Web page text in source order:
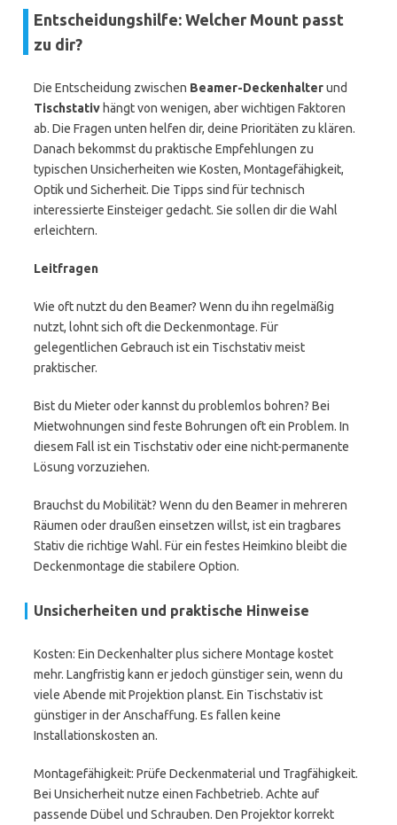
Entscheidungshilfe: Welcher Mount passt
zu dir?
Die Entscheidung zwischen Beamer-Deckenhalterund
Tischstativ hängt von wenigen, aber wichtigen Faktoren
ab. Die Fragen unten helfen dir, deine Prioritäten zu klären.
Danach bekommst du praktische Empfehlungen zu
typischen Unsicherheiten wie Kosten, Montagefähigkeit,
Optik und Sicherheit. Die Tipps sind für technisch
interessierte Einsteiger gedacht. Sie sollen dir die Wahl
erleichtern.
Leitfragen
Wie oft nutzt du den Beamer? Wenn du ihn regelmäßig
nutzt, lohnt sich oft die Deckenmontage. Für
gelegentlichen Gebrauch ist ein Tischstativ meist
praktischer.
Bist du Mieter oder kannst du problemlos bohren? Bei
Mietwohnungen sind feste Bohrungen oft ein Problem. In
diesem Fall ist ein Tischstativ oder eine nicht-permanente
Lösung vorzuziehen.
Brauchst du Mobilität? Wenn du den Beamer in mehreren
Räumen oder draußen einsetzen willst, ist ein tragbares
Stativ die richtige Wahl. Für ein festes Heimkino bleibt die
Deckenmontage die stabilere Option.
Unsicherheiten und praktische Hinweise
Kosten: Ein Deckenhalter plus sichere Montage kostet
mehr. Langfristig kann er jedoch günstiger sein, wenn du
viele Abende mit Projektion planst. Ein Tischstativ ist
günstiger in der Anschaffung. Es fallen keine
Installationskosten an.
Montagefähigkeit: Prüfe Deckenmaterial und Tragfähigkeit.
Bei Unsicherheit nutze einen Fachbetrieb. Achte auf
passende Dübel und Schrauben. Den Projektor korrekt